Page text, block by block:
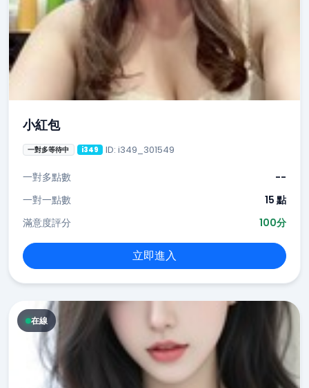
小紅包
一對多等待中 i349 ID: i349_301549
一對多點數
--
一對一點數
15 點
滿意度評分
100分
立即進入
在線